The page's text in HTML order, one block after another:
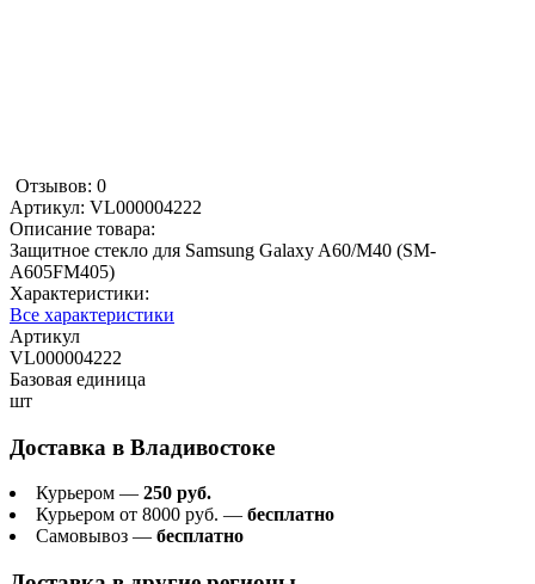
Отзывов: 0
Артикул: VL000004222
Описание товара:
Защитное стекло для Samsung Galaxy A60/M40 (SM-
A605FM405)
Характеристики:
Все характеристики
Артикул
VL000004222
Базовая единица
шт
Доставка в Владивостоке
Курьером — 250 руб.
Курьером от 8000 руб. — бесплатно
Самовывоз — бесплатно